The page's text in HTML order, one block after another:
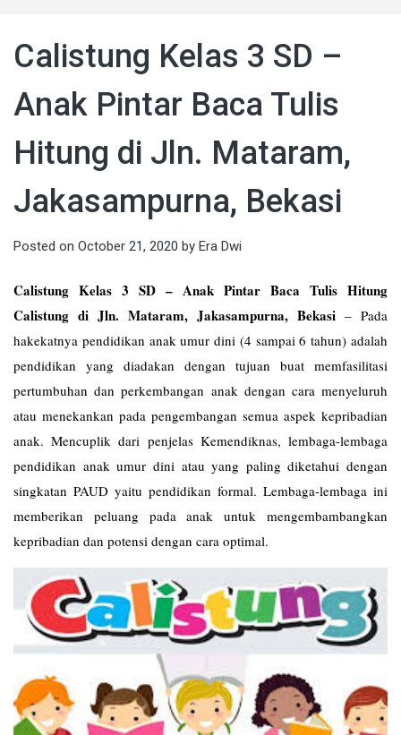
Calistung Kelas 3 SD –
Anak Pintar Baca Tulis
Hitung di Jln. Mataram,
Jakasampurna, Bekasi
Posted on October 21, 2020 by Era Dwi
Calistung Kelas 3 SD – Anak Pintar Baca Tulis Hitung
Calistung di Jln. Mataram, Jakasampurna, Bekasi – Pada
hakekatnya pendidikan anak umur dini (4 sampai 6 tahun) adalah
pendidikan yang diadakan dengan tujuan buat memfasilitasi
pertumbuhan dan perkembangan anak dengan cara menyeluruh
atau menekankan pada pengembangan semua aspek kepribadian
anak. Mencuplik dari penjelas Kemendiknas, lembaga-lembaga
pendidikan anak umur dini atau yang paling diketahui dengan
singkatan PAUD yaitu pendidikan formal. Lembaga-lembaga ini
memberikan peluang pada anak untuk mengembambangkan
kepribadian dan potensi dengan cara optimal.